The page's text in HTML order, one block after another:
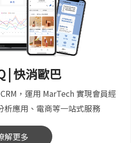
| 快消歐巴
，運用 MarTech 實現會員經
析應用、電商等一站式服務
解更多